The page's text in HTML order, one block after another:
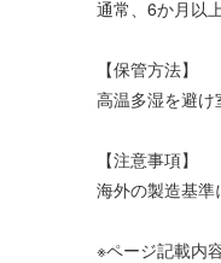
通常、6か月以
【保管方法】
高温多湿を避け
【注意事項】
海外の製造基準
※ページ記載内